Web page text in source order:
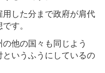
した分まで政府が肩代
す。
他の国々も同じよう
いうふうにしているの